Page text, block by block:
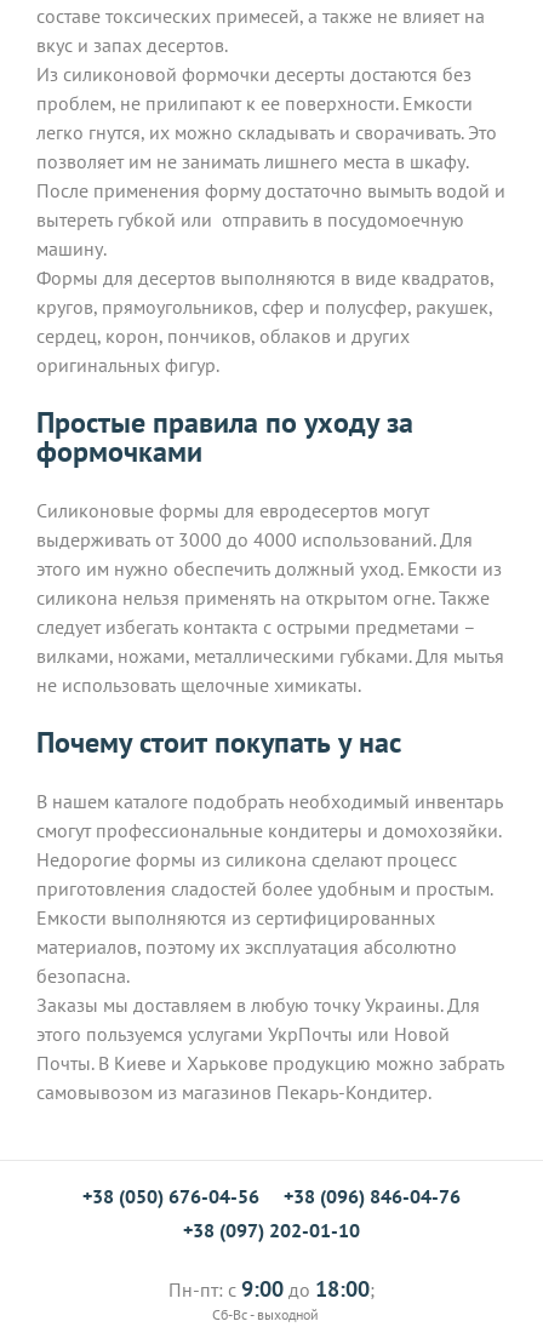
составе токсических примесей, а также не влияет на
вкус и запах десертов.
Из силиконовой формочки десерты достаются без
проблем, не прилипают к ее поверхности. Емкости
легко гнутся, их можно складывать и сворачивать. Это
позволяет им не занимать лишнего места в шкафу.
После применения форму достаточно вымыть водой и
вытереть губкой или отправить в посудомоечную
машину.
Формы для десертов выполняются в виде квадратов,
кругов, прямоугольников, сфер и полусфер, ракушек,
сердец, корон, пончиков, облаков и других
оригинальных фигур.
Простые правила по уходу за
формочками
Силиконовые формы для евродесертов могут
выдерживать от 3000 до 4000 использований. Для
этого им нужно обеспечить должный уход. Емкости из
силикона нельзя применять на открытом огне. Также
следует избегать контакта с острыми предметами –
вилками, ножами, металлическими губками. Для мытья
не использовать щелочные химикаты.
Почему стоит покупать у нас
В нашем каталоге подобрать необходимый инвентарь
смогут профессиональные кондитеры и домохозяйки.
Недорогие формы из силикона сделают процесс
приготовления сладостей более удобным и простым.
Емкости выполняются из сертифицированных
материалов, поэтому их эксплуатация абсолютно
безопасна.
Заказы мы доставляем в любую точку Украины. Для
этого пользуемся услугами УкрПочты или Новой
Почты. В Киеве и Харькове продукцию можно забрать
самовывозом из магазинов Пекарь-Кондитер.
+38 (050) 676-04-56
+38 (096) 846-04-76
+38 (097) 202-01-10
Пн-пт: с 9:00 до 18:00;
Сб-Вс - выходной